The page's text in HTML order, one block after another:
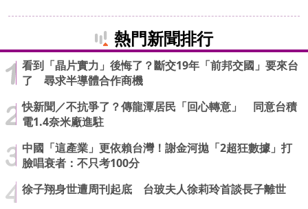
熱門新聞排行
看到「晶片實力」後悔了？斷交19年「前邦交國」要來台
了 尋求半導體合作商機
快新聞／不抗爭了？傳龍潭居民「回心轉意」 同意台積
電1.4奈米廠進駐
中國「這產業」更依賴台灣！謝金河拋「2超狂數據」打
臉唱衰者：不只考100分
徐子翔身世遭周刊起底 台玻夫人徐莉玲首談長子離世